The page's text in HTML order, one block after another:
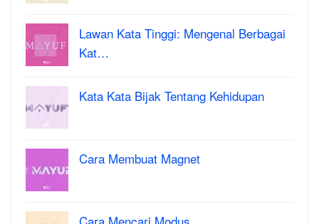
Lawan Kata Tinggi: Mengenal Berbagai
Kat…
Kata Kata Bijak Tentang Kehidupan
Cara Membuat Magnet